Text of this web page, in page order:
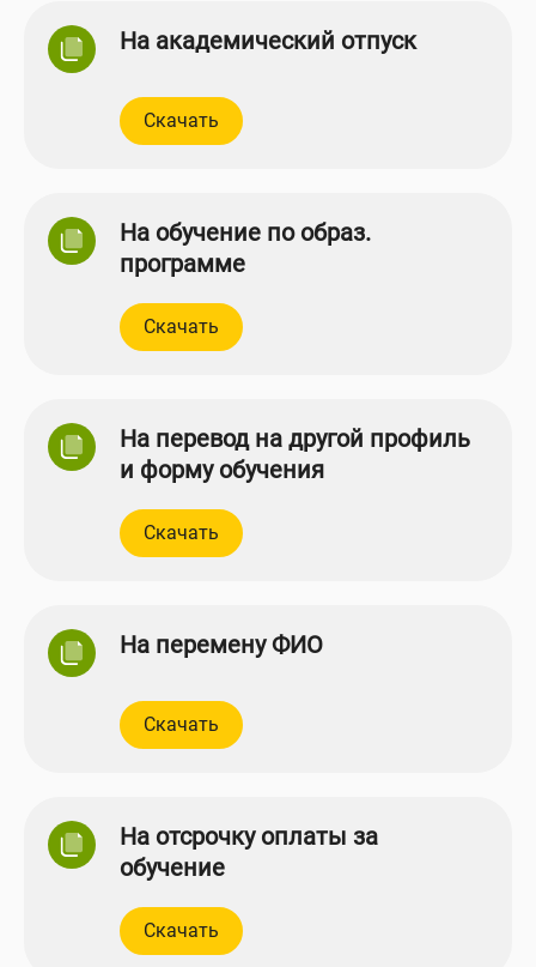
На академический отпуск
Скачать
На обучение по образ.
программе
Скачать
На перевод на другой профиль
и форму обучения
Скачать
На перемену ФИО
Скачать
На отсрочку оплаты за
обучение
Скачать